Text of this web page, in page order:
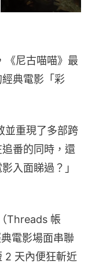
《尼古喵喵》最
典電影「彩
並重現了多部跨
番的同時，還
入面睇過？」
Threads 帳
電影場面串聯
2 天內便狂斬近